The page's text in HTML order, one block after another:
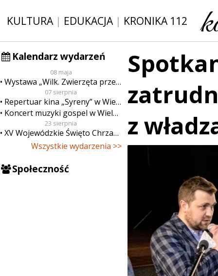
KULTURA| EDUKACJA| KRONIKA 112
Kalendarz wydarzeń
08 maja
Wystawa „Wilk. Zwierzęta przeklęte”
07 sierpnia
Repertuar kina „Syreny” w Wieluniu w dn. od 7 do 13 sierpnia
Koncert muzyki gospel w Wieluniu
23 sierpnia
XV Wojewódzkie Święto Chrzanu
Wszystkie wydarzenia >>
Społeczność
z